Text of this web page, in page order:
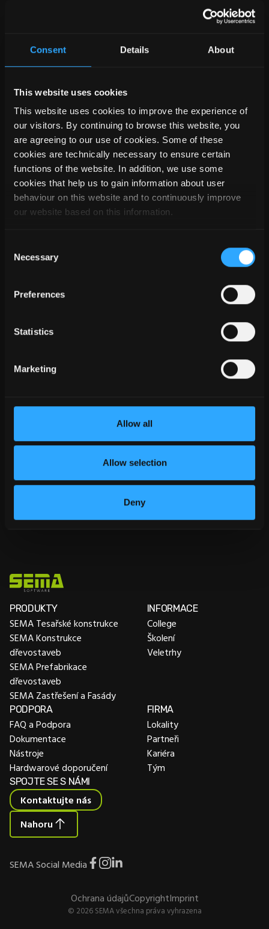
Consent Details About
This website uses cookies
This website uses cookies to improve the experience of
our visitors. By continuing to browse this website, you
are agreeing to our use of cookies. Some of these
cookies are technically necessary to ensure certain
functions of the website. In addition, we use some
cookies that help us to gain information about user
behaviour on this website and to continuously improve
our website based on this information.
Selection
Necessary
Preferences
Statistics
Marketing
Allow all
Allow selection
Deny
Každé děrování vytváří na dřevěném dílci automatické
zpracování, jako jsou řezy, šály, ptačí zobáky, výřezy, obrysy
připraveného k obrábění bez nutnosti dalších úprav.
Obrábění je tedy vždy zaručeno, pokud stroj podporuje
Kromě toho lze komponenty dodatečně vyměnit, aniž by to
mělo vliv na opracování dřeva - veškeré opracování zůstane
zachováno.
opracování i ve směru děrování. Protože opracování souvisí s
komponentem, neztratí se ani při přesunu, kopírování nebo
PRODUKTY
SEMA Tesařské konstrukce
SEMA Konstrukce
dřevostaveb
SEMA Prefabrikace
dřevostaveb
SEMA Zastřešení a Fasády
INFORMACE
College
Školení
Veletrhy
PODPORA
FAQ a Podpora
Dokumentace
Nástroje
Hardwarové doporučení
FIRMA
Lokality
Partneři
Kariéra
Tým
SPOJTE SE S NÁMI
Kontaktujte nás
Nahoru
SEMA Social Media
Ochrana údajůCopyrightImprint
© 2026 SEMA všechna práva vyhrazena